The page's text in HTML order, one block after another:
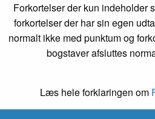
Forkortelser der kun indeholder
forkortelser der har sin egen
normalt ikke med punktum og
bogstaver afsluttes
Læs hele forklaringen om